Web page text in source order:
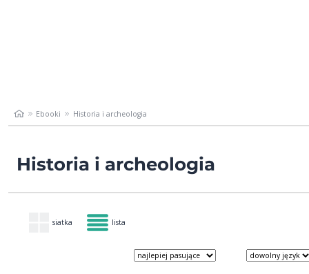
Ebooki Historia i archeologia
Historia i archeologia
siatka lista